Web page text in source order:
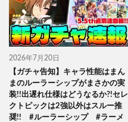
2026年7月20日
【ガチャ告知】キャラ性能はまん
まのルーラーシップがまさかの実
装!!出遅れ仕様はどうなるか?!セレ
クトピックは2強以外はスルー推
奨!! #ルーラーシップ #ラーメ